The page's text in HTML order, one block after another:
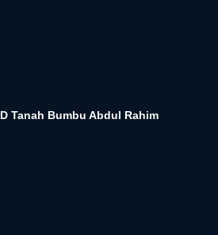
Tanah Bumbu Abdul Rahim